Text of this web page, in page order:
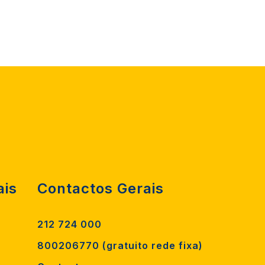
Contactos Gerais
212 724 000
800206770 (gratuito rede fixa)